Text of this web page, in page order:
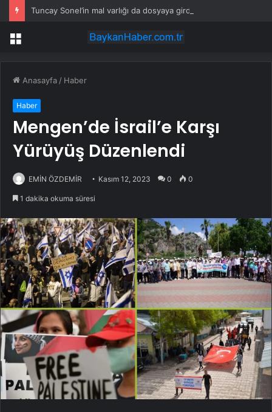
Menü
Anasayfa / Haber
Haber
Mengen’de İsrail’e Karşı
Yürüyüş Düzenlendi
EMİN ÖZDEMİR Kasım 12, 2023 0 0
1 dakika okuma süresi